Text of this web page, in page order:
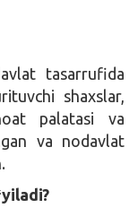
tasarrufida
shaxslar,
palatasi va
va nodavlat